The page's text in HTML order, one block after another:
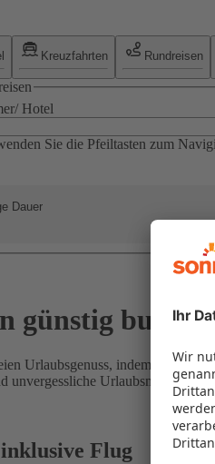
Kreuzfahrten Rundreisen
Hotel
Sie die Pfeiltasten zum
Dauer
günstig buchen
Urlaubsgenuss, indem Flug
unvergessliche Urlaubsmomente
Flug